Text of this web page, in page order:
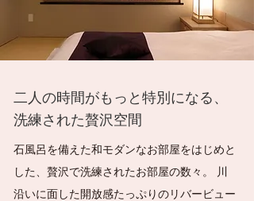
二人の時間がもっと特別になる、
洗練された贅沢空間
石風呂を備えた和モダンなお部屋をはじめと
した、贅沢で洗練されたお部屋の数々。 川
沿いに面した開放感たっぷりのリバービュー